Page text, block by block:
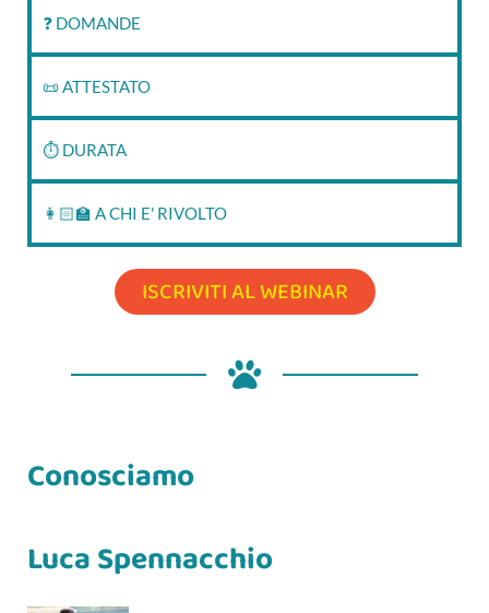
❓ DOMANDE
📜 ATTESTATO
⏱‍ DURATA
👩🏻‍🏫 A CHI E' RIVOLTO
ISCRIVITI AL WEBINAR
Conosciamo
Luca Spennacchio